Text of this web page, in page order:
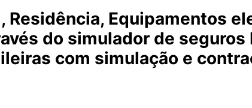
Residência, Equipamentos
do simulador de seguros
com simulação e